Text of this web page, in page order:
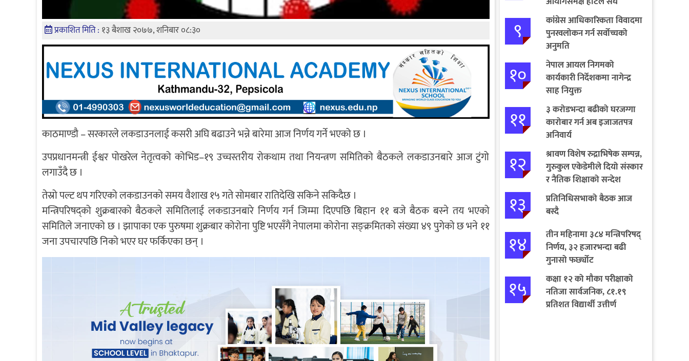
प्रकाशित मिति : १३ बैशाख २०७७, शनिबार ०८:३०
काठमाण्डौ – सरकारले लकडाउनलाई कसरी अघि बढाउने भन्ने बारेमा आज निर्णय गर्ने भएको छ ।
उपप्रधानमन्त्री ईश्वर पोखरेल नेतृत्वको कोभिड–१९ उच्चस्तरीय रोकथाम तथा नियन्त्रण समितिको बैठकले लकडाउनबारे आज टुंगो
लगाउँदै छ ।
तेस्रो पल्ट थप गरिएको लकडाउनको समय वैशाख १५ गते सोमबार रातिदेखि सकिने सकिदैछ ।
मन्त्रिपरिषद्को शुक्रबारको बैठकले समितिलाई लकडाउनबारे निर्णय गर्न जिम्मा दिएपछि बिहान ११ बजे बैठक बस्ने तय भएको
समितिले जनाएको छ । झापाका एक पुरुषमा शुक्रबार कोरोना पुष्टि भएसँगै नेपालमा कोरोना सङ्क्रमितको संख्या ४९ पुगेको छ भने ११
जना उपचारपछि निको भएर घर फर्किएका छन् ।
बागमतीका पाँचबुँदे माग
९
कांग्रेस आधिकारिकता विवादमा
पुनरवलोकन गर्न सर्वोच्चको
अनुमति
१०
नेपाल आयल निगमको
कार्यकारी निर्देशकमा नागेन्द्र
साह नियुक्त
११
३ करोडभन्दा बढीको घरजग्गा
कारोबार गर्न अब इजाजतपत्र
अनिवार्य
१२
श्रावण विशेष रुद्राभिषेक सम्पन्न,
गुरुकुल एकेडेमीले दियो संस्कार
र नैतिक शिक्षाको सन्देश
१३
प्रतिनिधिसभाको बैठक आज
बस्दै
१४
तीन महिनामा ३८४ मन्त्रिपरिषद्
निर्णय, ३२ हजारभन्दा बढी
गुनासो फर्छ्योट
१५
कक्षा १२ को मौका परीक्षाको
नतिजा सार्वजनिक, ८१.१९
प्रतिशत विद्यार्थी उत्तीर्ण